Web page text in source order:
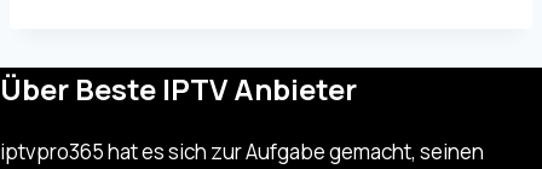
Über Beste IPTV Anbieter
iptvpro365 hat es sich zur Aufgabe gemacht, seinen